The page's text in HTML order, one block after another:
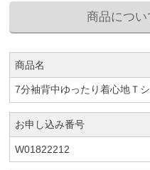
商品名
7分袖背中ゆったり着心地Ｔ
お申し込み番号
W01822212